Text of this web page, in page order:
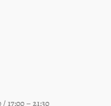
17:00 – 21:30